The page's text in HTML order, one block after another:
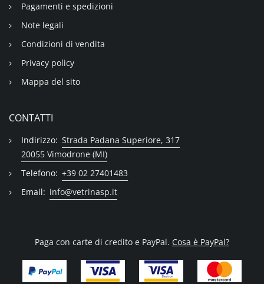
Pagamenti e spedizioni
Note legali
Condizioni di vendita
Privacy policy
Mappa del sito
CONTATTI
Indirizzo: Strada Padana Superiore, 317
20055 Vimodrone (MI)
Telefono: +39 02 27401483
Email: info@vetrinasp.it
Paga con carte di credito e PayPal. Cosa è PayPal?